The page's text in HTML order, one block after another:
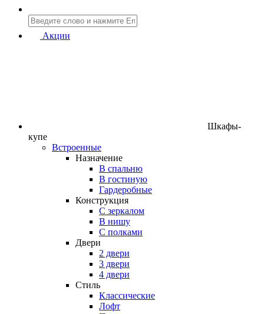
Акции
Шкафы-
купе
Встроенные
Назначение
В спальню
В гостиную
Гардеробные
Конструкция
C зеркалом
В нишу
С полками
Двери
2 двери
3 двери
4 двери
Стиль
Классические
Лофт